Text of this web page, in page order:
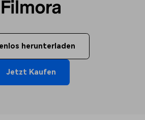
herunterladen
Jetzt Kaufen